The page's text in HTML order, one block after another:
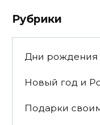
Рубрики
Дни рождения
Новый год и
Подарки